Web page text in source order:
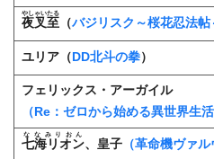
夜叉至
やしゃいたる
（バジリスク～桜花忍法帖
ユリア（DD北斗の拳）
フェリックス・アーガイル
（Re：ゼロから始める異世界生活
七海リオン
ななみりおん
、皇子 （革命機ヴァル